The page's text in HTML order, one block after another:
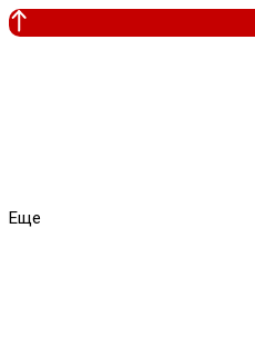
Еще